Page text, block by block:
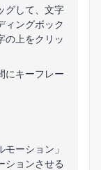
グして、文字
ィングボック
の上をクリッ
にキーフレー
ーション」
ションさせる